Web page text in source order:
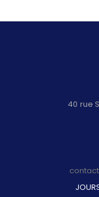
40 rue